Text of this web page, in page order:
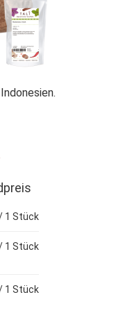
1 Stück
1 Stück
1 Stück